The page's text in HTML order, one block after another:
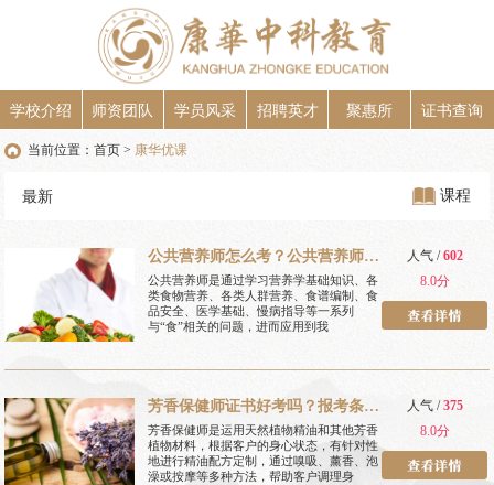
学校介绍 师资团队 学员风采 招聘英才 聚惠所 证书查询
当前位置： 首页> 康华优课
最新 课程
公共营养师怎么考？公共营养师报
考条件？
公共营养师是通过学习营养学基础知识、各
类食物营养、各类人群营养、食谱编制、食
品安全、医学基础、慢病指导等一系列
与“食”相关的问题，进而应用到我
人气 /602
8.0分
芳香保健师证书好考吗？报考条件
是什么？
芳香保健师是运用天然植物精油和其他芳香
植物材料，根据客户的身心状态，有针对性
地进行精油配方定制，通过嗅吸、薰香、泡
澡或按摩等多种方法，帮助客户调理身
人气 /375
8.0分